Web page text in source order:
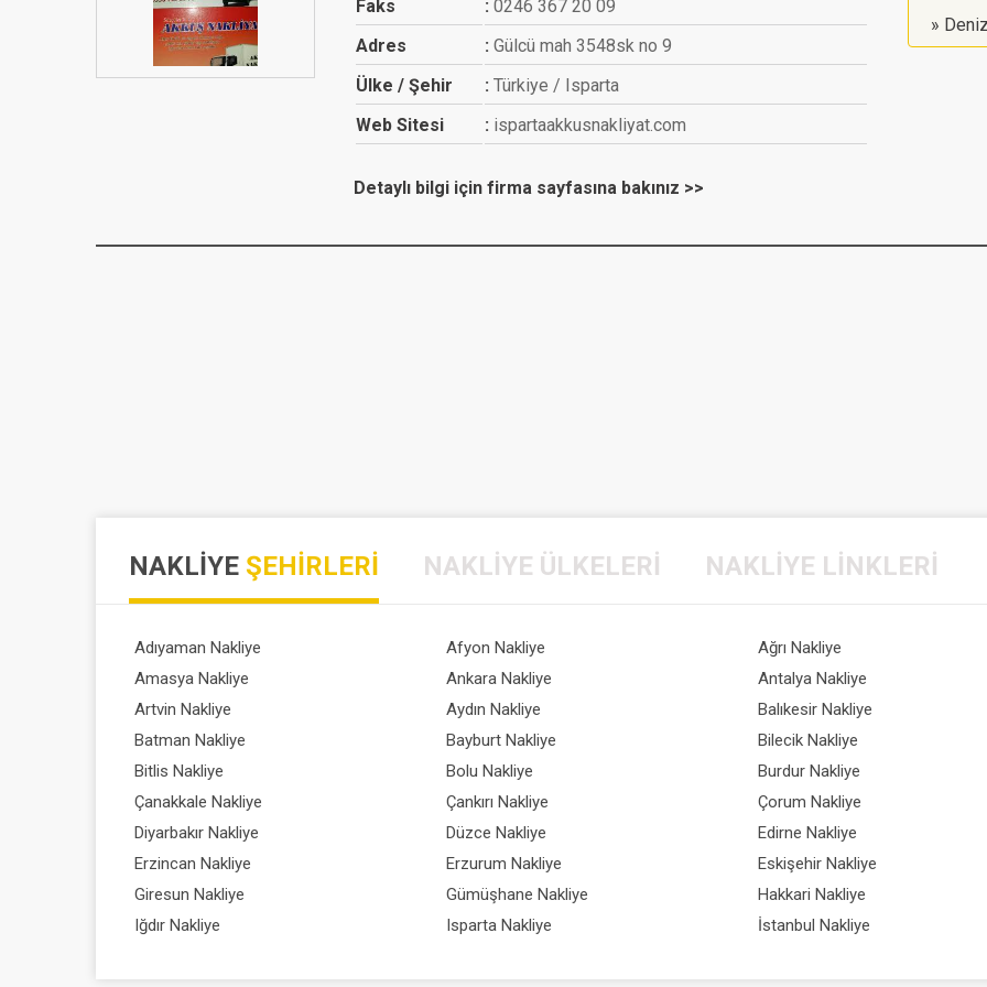
Faks
0246 367 20 09
Adres
Gülcü mah 3548sk no 9
Ülke / Şehir
Türkiye / Isparta
Web Sitesi
ispartaakkusnakliyat.com
Detaylı bilgi için firma sayfasına bakınız >>
NAKLIYE ŞEHIRLERI NAKLIYE ÜLKELERI NAKLIYE LINKLERI
Adıyaman Nakliye Afyon Nakliye
Ağrı Nakliye
Amasya Nakliye
Ankara Nakliye
Antalya Nakliye
Artvin Nakliye
Aydın Nakliye
Balıkesir Nakliye
Batman Nakliye
Bayburt Nakliye
Bilecik Nakliye
Bitlis Nakliye
Bolu Nakliye
Burdur Nakliye
Çanakkale Nakliye
Çankırı Nakliye
Çorum Nakliye
Diyarbakır Nakliye
Düzce Nakliye
Edirne Nakliye
Erzincan Nakliye
Erzurum Nakliye
Eskişehir Nakliye
Giresun Nakliye
Gümüşhane Nakliye
Hakkari Nakliye
Iğdır Nakliye
Isparta Nakliye İstanbul Nakliye